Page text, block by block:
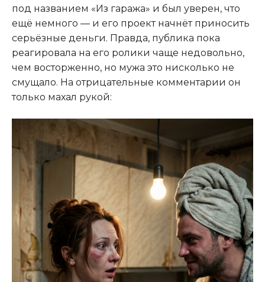
под названием «Из гаража» и был уверен, что
ещё немного — и его проект начнёт приносить
серьёзные деньги. Правда, публика пока
реагировала на его ролики чаще недовольно,
чем восторженно, но мужа это нисколько не
смущало. На отрицательные комментарии он
только махал рукой: